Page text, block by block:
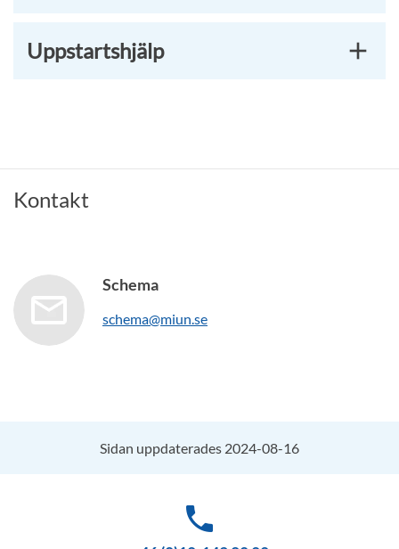
Uppstartshjälp
Kontakt
Schema
schema@miun.se
Sidan uppdaterades 2024-08-16
phone